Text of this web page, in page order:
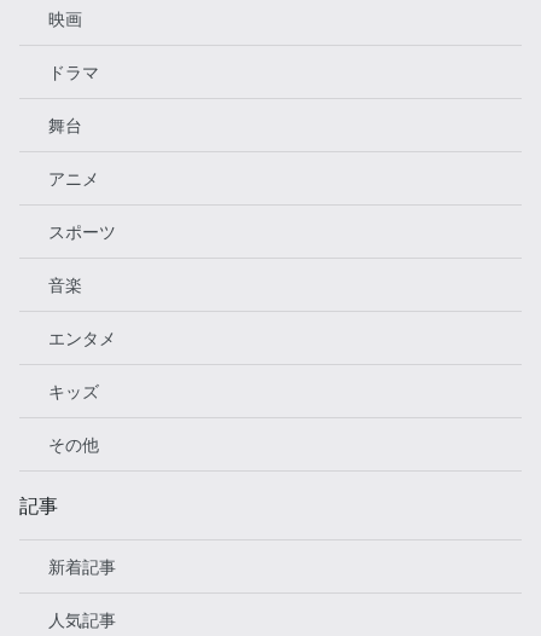
映画
ドラマ
舞台
アニメ
スポーツ
音楽
エンタメ
キッズ
その他
記事
新着記事
人気記事